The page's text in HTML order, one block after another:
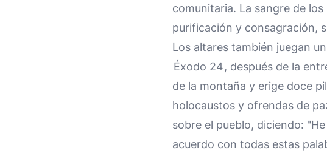
comunitaria. La sangre de
purificación y consagración,
Los altares también juegan
Éxodo 24, después de la
de la montaña y erige doce
holocaustos y ofrendas de
sobre el pueblo, diciendo:
acuerdo con todas estas